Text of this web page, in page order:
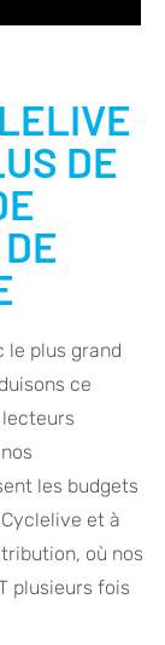
DE
le plus grand
ce
lecteurs
les budgets
et à
où nos
plusieurs fois